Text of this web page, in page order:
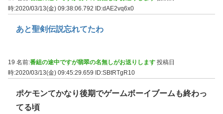
時:2020/03/13(金) 09:38:06.792
ID:dAE2vq6x0
あと聖剣伝説忘れてたわ
19 名前:番組の途中ですが翡翠の名無しがお送りします 投稿日
時:2020/03/13(金) 09:45:29.659
ID:SBtRTgR10
ポケモンてかなり後期でゲームボーイブームも終わっ
てる頃